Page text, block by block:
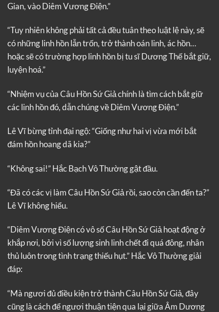
Gian, vào Diêm Vương Điện.”
“Tuy nhiên không phải tất cả đều tuân theo luật lệ này, sẽ
có những linh hồn lẫn trốn, trở thành oán linh, ác hồn…
hoặc sẽ có trường hợp linh hồn bị tu sĩ Dương Thế bắt giữ,
luyện hoá.”
“Nhiệm vụ của Câu Hồn Sứ Giả chính là tìm cách bắt giữ
các linh hồn đó, dẫn chúng về Diêm Vương Điện.”
Lê Vĩ bừng tỉnh đại ngộ: “Giống như hai vị vừa mới bắt
đám hồn hoang dã kia?”
“Không sai!” Hắc Bạch Vô Thường gật đầu.
“Đã có các vị làm Câu Hồn Sứ Giả rồi, sao còn cần đến ta?”
Lê Vĩ không hiểu.
“Diêm Vương Điện có vô số Câu Hồn Sứ Giả hoạt động ở
khắp nơi, bởi vì số lượng sinh linh chết đi quá đông, nhân
thủ luôn trong tình trạng thiếu hụt.” Hắc Vô Thường giải
đáp:
“Mà ngươi đủ điều kiện trở thành Câu Hồn Sứ Giả, đây
cũng là cách để ngươi thuận tiện qua lại giữa Âm Dương